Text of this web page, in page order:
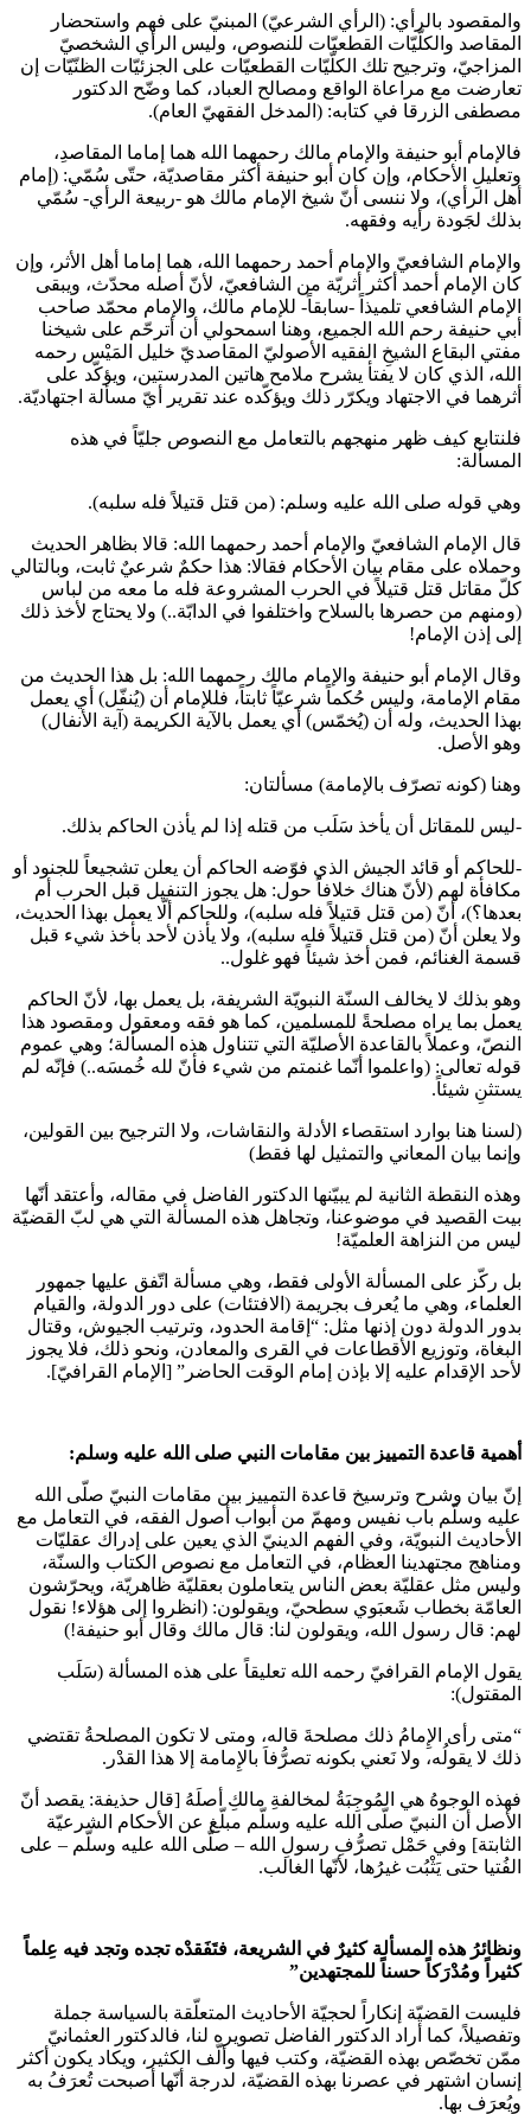
والمقصود بالرأي: (الرأي الشرعيّ) المبنيّ على فهم واستحضار
المقاصد والكلّيّات القطعيّات للنصوص، وليس الرأي الشخصيّ
المزاجيّ، وترجيح تلك الكلّيّات القطعيّات على الجزئيّات الظنّيّات إن
تعارضت مع مراعاة الواقع ومصالح العباد، كما وضّح الدكتور
مصطفى الزرقا في كتابه: (المدخل الفقهيّ العام).
فالإمام أبو حنيفة والإمام مالك رحمهما الله هما إماما المقاصدِ،
وتعليلِ الأحكام، وإن كان أبو حنيفة أكثر مقاصديّة، حتّى سُمّي: (إمام
أهل الرأي)، ولا ننسى أنّ شيخ الإمام مالك هو -ربيعة الرأي- سُمّي
بذلك لجَودة رأيه وفقهه.
والإمام الشافعيّ والإمام أحمد رحمهما الله، هما إماما أهل الأثر، وإن
كان الإمام أحمد أكثر أثريّة من الشافعيّ، لأنّ أصله محدّث، ويبقى
الإمام الشافعي تلميذاً -سابقاً- للإمام مالك، والإمام محمّد صاحب
أبي حنيفة رحم الله الجميع، وهنا اسمحولي أن أترحّم على شيخنا
مفتي البقاع الشيخِ الفقيه الأصوليّ المقاصديّ خليل المَيْس رحمه
الله، الذي كان لا يفتأ يشرح ملامح هاتين المدرستين، ويؤكّد على
أثرهما في الاجتهاد ويكرّر ذلك ويؤكّده عند تقرير أيّ مسألة اجتهاديّة.
فلنتابع كيف ظهر منهجهم بالتعامل مع النصوص جليّاً في هذه
المسألة:
وهي قوله صلى الله عليه وسلم: (من قتل قتيلاً فله سلبه).
قال الإمام الشافعيّ والإمام أحمد رحمهما الله: قالا بظاهر الحديث
وحملاه على مقام بيان الأحكام فقالا: هذا حكمٌ شرعيٌ ثابت، وبالتالي
كلّ مقاتل قتل قتيلاً في الحرب المشروعة فله ما معه من لباس
(ومنهم من حصرها بالسلاح واختلفوا في الدابّة..) ولا يحتاج لأخذ ذلك
إلى إذن الإمام!
وقال الإمام أبو حنيفة والإمام مالك رحمهما الله: بل هذا الحديث من
مقام الإمامة، وليس حُكماً شرعيّاً ثابتاً، فللإمام أن (يُنفّل) أي يعمل
بهذا الحديث، وله أن (يُخمّس) أي يعمل بالآية الكريمة (آية الأنفال)
وهو الأصل.
وهنا (كونه تصرّف بالإمامة) مسألتان:
-ليس للمقاتل أن يأخذ سَلَب من قتله إذا لم يأذن الحاكم بذلك.
-للحاكم أو قائد الجيش الذي فوّضه الحاكم أن يعلن تشجيعاً للجنود أو
مكافأة لهم (لأنّ هناك خلافاً حول: هل يجوز التنفيل قبل الحرب أم
بعدها؟)، أنّ (من قتل قتيلاً فله سلبه)، وللحاكم ألّا يعمل بهذا الحديث،
ولا يعلن أنّ (من قتل قتيلاً فله سلبه)، ولا يأذن لأحد بأخذ شيء قبل
قسمة الغنائم، فمن أخذ شيئاً فهو غلول..
وهو بذلك لا يخالف السنّة النبويّة الشريفة، بل يعمل بها، لأنّ الحاكم
يعمل بما يراه مصلحةً للمسلمين، كما هو فقه ومعقول ومقصود هذا
النصّ، وعملاً بالقاعدة الأصليّة التي تتناول هذه المسألة؛ وهي عموم
قوله تعالى: (واعلموا أنّما غنمتم من شيء فأنّ لله خُمسَه..) فإنّه لم
يستثنِ شيئاً.
(لسنا هنا بوارد استقصاء الأدلة والنقاشات، ولا الترجيح بين القولين،
وإنما بيان المعاني والتمثيل لها فقط)
وهذه النقطة الثانية لم يبيّنها الدكتور الفاضل في مقاله، وأعتقد أنّها
بيت القصيد في موضوعنا، وتجاهل هذه المسألة التي هي لبّ القضيّة
ليس من النزاهة العلميّة!
بل ركّز على المسألة الأولى فقط، وهي مسألة اتّفق عليها جمهور
العلماء، وهي ما يُعرف بجريمة (الافتئات) على دور الدولة، والقيام
بدور الدولة دون إذنها مثل: “إقامة الحدود، وترتيب الجيوش، وقتال
البغاة، وتوزيع الأقطاعات في القرى والمعادن، ونحو ذلك، فلا يجوز
لأحد الإقدام عليه إلا بإذن إمام الوقت الحاضر” [الإمام القرافيّ].
أهمية قاعدة التمييز بين مقامات النبي صلى الله عليه وسلم:
إنّ بيان وشرح وترسيخ قاعدة التمييز بين مقامات النبيّ صلّى الله
عليه وسلّم باب نفيس ومهمّ من أبواب أصول الفقه، في التعامل مع
الأحاديث النبويّة، وفي الفهم الدينيّ الذي يعين على إدراك عقليّات
ومناهج مجتهدينا العظام، في التعامل مع نصوص الكتاب والسنّة،
وليس مثل عقليّة بعض الناس يتعاملون بعقليّة ظاهريّة، ويحرّشون
العامّة بخطاب شَعبَوي سطحيّ، ويقولون: (انظروا إلى هؤلاء! نقول
لهم: قال رسول الله، ويقولون لنا: قال مالك وقال أبو حنيفة!)
يقول الإمام القرافيّ رحمه الله تعليقاً على هذه المسألة (سَلَب
المقتول):
“متى رأى الإِمامُ ذلك مصلحةَ قاله، ومتى لا تكون المصلحةُ تقتضي
ذلك لا يقولُه، ولا نَعني بكونه تصرُّفاَ بالإِمامة إلا هذا القدْر.
فهذه الوجوهُ هي المُوجِبَةُ لمخالفةِ مالكِ أصلَهُ [قال حذيفة: يقصد أنّ
الأصل أن النبيّ صلّى الله عليه وسلّم مبلّغ عن الأحكام الشرعيّة
الثابتة] وفي حَمْل تصرُّفِ رسولِ الله – صلّى الله عليه وسلّم – على
الفُتيا حتى يَثْبُت غيرُها، لأنّها الغالب.
ونظائرُ هذه المسألة كثيرٌ في الشريعة، فتَفَقدْه تجده وتجد فيه عِلماً
كثيراً ومُدْرَكاً حسناً للمجتهدين”
فليست القضيّة إنكاراً لحجيّة الأحاديث المتعلّقة بالسياسة جملة
وتفصيلاً، كما أراد الدكتور الفاضل تصويره لنا، فالدكتور العثمانيّ
ممّن تخصّص بهذه القضيّة، وكتب فيها وألّف الكثير، ويكاد يكون أكثر
إنسان اشتهر في عصرنا بهذه القضيّة، لدرجة أنّها أصبحت تُعرَفُ به
ويُعرَف بها.